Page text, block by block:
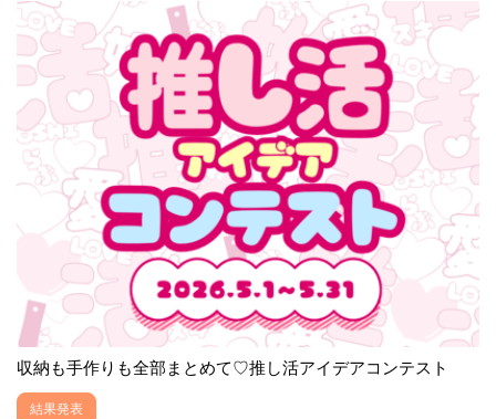
収納も手作りも全部まとめて♡推し活アイデアコンテスト
結果発表